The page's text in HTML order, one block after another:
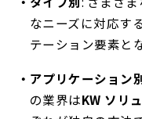
なニーズに対応す
テーション要素と
アプリケーション
の業界はKW ソリ